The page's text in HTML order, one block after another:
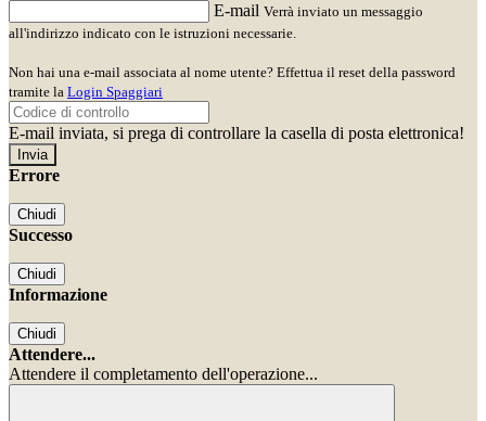
E-mail Verrà inviato un messaggio
all'indirizzo indicato con le istruzioni necessarie.
Non hai una e-mail associata al nome utente? Effettua il reset della password
tramite la Login Spaggiari
E-mail inviata, si prega di controllare la casella di posta elettronica!
Errore
Chiudi
Successo
Chiudi
Informazione
Chiudi
Attendere...
Attendere il completamento dell'operazione...